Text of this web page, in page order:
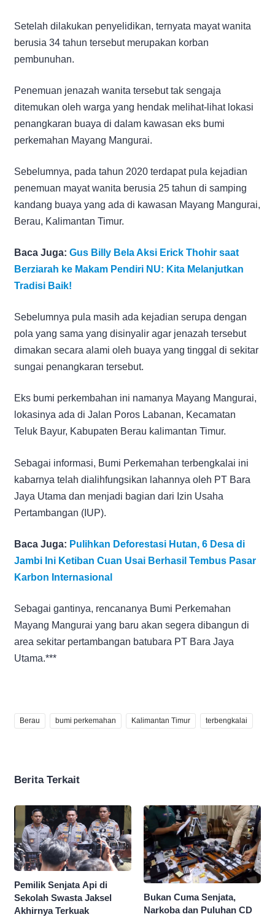
Setelah dilakukan penyelidikan, ternyata mayat wanita
berusia 34 tahun tersebut merupakan korban
pembunuhan.
Penemuan jenazah wanita tersebut tak sengaja
ditemukan oleh warga yang hendak melihat-lihat lokasi
penangkaran buaya di dalam kawasan eks bumi
perkemahan Mayang Mangurai.
Sebelumnya, pada tahun 2020 terdapat pula kejadian
penemuan mayat wanita berusia 25 tahun di samping
kandang buaya yang ada di kawasan Mayang Mangurai,
Berau, Kalimantan Timur.
Baca Juga: Gus Billy Bela Aksi Erick Thohir saat
Berziarah ke Makam Pendiri NU: Kita Melanjutkan
Tradisi Baik!
Sebelumnya pula masih ada kejadian serupa dengan
pola yang sama yang disinyalir agar jenazah tersebut
dimakan secara alami oleh buaya yang tinggal di sekitar
sungai penangkaran tersebut.
Eks bumi perkembahan ini namanya Mayang Mangurai,
lokasinya ada di Jalan Poros Labanan, Kecamatan
Teluk Bayur, Kabupaten Berau kalimantan Timur.
Sebagai informasi, Bumi Perkemahan terbengkalai ini
kabarnya telah dialihfungsikan lahannya oleh PT Bara
Jaya Utama dan menjadi bagian dari Izin Usaha
Pertambangan (IUP).
Baca Juga: Pulihkan Deforestasi Hutan, 6 Desa di
Jambi Ini Ketiban Cuan Usai Berhasil Tembus Pasar
Karbon Internasional
Sebagai gantinya, rencananya Bumi Perkemahan
Mayang Mangurai yang baru akan segera dibangun di
area sekitar pertambangan batubara PT Bara Jaya
Utama.***
Berau bumi perkemahan Kalimantan Timur terbengkalai
Berita Terkait
Pemilik Senjata Api di
Sekolah Swasta Jaksel
Akhirnya Terkuak
Bukan Cuma Senjata,
Narkoba dan Puluhan CD